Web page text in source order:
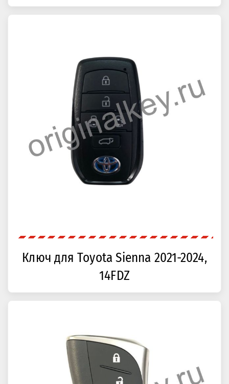
Ключ для Toyota Sienna 2021-2024,
14FDZ